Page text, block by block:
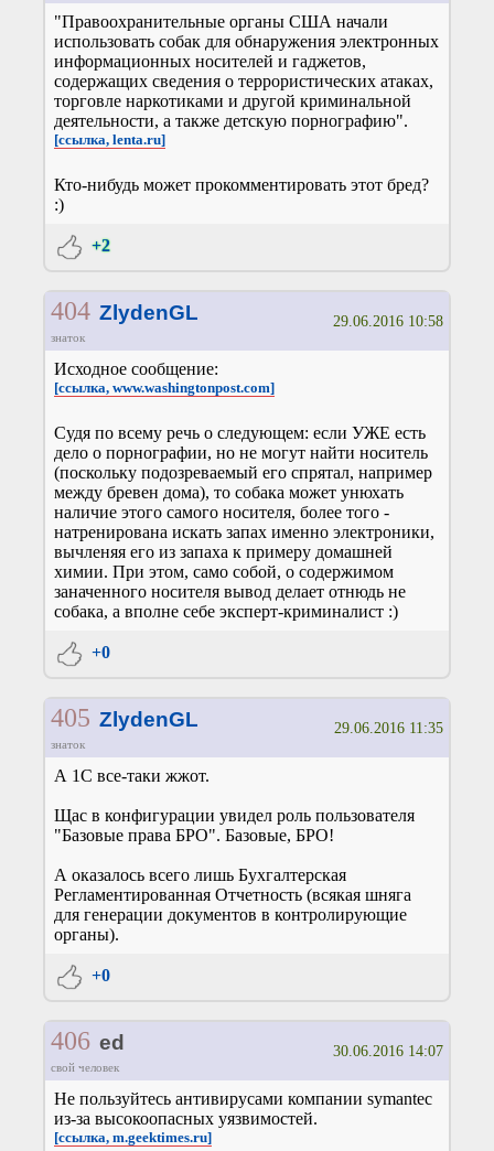
"Правоохранительные органы США начали
использовать собак для обнаружения электронных
информационных носителей и гаджетов,
содержащих сведения о террористических атаках,
торговле наркотиками и другой криминальной
деятельности, а также детскую порнографию".
[ссылка, lenta.ru]
Кто-нибудь может прокомментировать этот бред?
:)
+2
404 ZlydenGL
знаток
29.06.2016 10:58
Исходное сообщение:
[ссылка, www.washingtonpost.com]
Судя по всему речь о следующем: если УЖЕ есть
дело о порнографии, но не могут найти носитель
(поскольку подозреваемый его спрятал, например
между бревен дома), то собака может унюхать
наличие этого самого носителя, более того -
натренирована искать запах именно электроники,
вычленяя его из запаха к примеру домашней
химии. При этом, само собой, о содержимом
заначенного носителя вывод делает отнюдь не
собака, а вполне себе эксперт-криминалист :)
+0
405 ZlydenGL
знаток
29.06.2016 11:35
А 1С все-таки жжот.
Щас в конфигурации увидел роль пользователя
"Базовые права БРО". Базовые, БРО!
А оказалось всего лишь Бухгалтерская
Регламентированная Отчетность (всякая шняга
для генерации документов в контролирующие
органы).
+0
406 ed
свой человек
30.06.2016 14:07
Не пользуйтесь антивирусами компании symantec
из-за высокоопасных уязвимостей.
[ссылка, m.geektimes.ru]